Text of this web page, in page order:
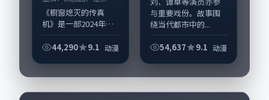
等
《橱窗熄灭的传真
机》是一部2024年前
片，由贾樟柯执导，
亦参与重要戏份。故
事围绕当代都市中...
44,290 9.1 动漫
与重要戏份。故事围
绕当代都市中的...
54,637
9.1 动漫